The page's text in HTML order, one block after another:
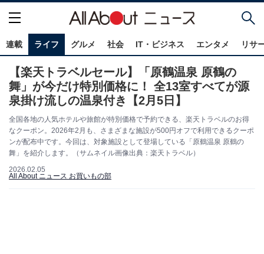
連載 ライフ グルメ 社会 IT・ビジネス エンタメ リサ
【楽天トラベルセール】「原鶴温泉 原鶴の
舞」が今だけ特別価格に！ 全13室すべてが源
泉掛け流しの温泉付き【2月5日】
全国各地の人気ホテルや旅館が特別価格で予約できる、楽天トラベルのお得
なクーポン。2026年2月も、さまざまな施設が500円オフで利用できるクーポ
ンが配布中です。今回は、対象施設として登場している「原鶴温泉 原鶴の
舞」を紹介します。（サムネイル画像出典：楽天トラベル）
2026.02.05
All About ニュース お買いもの部